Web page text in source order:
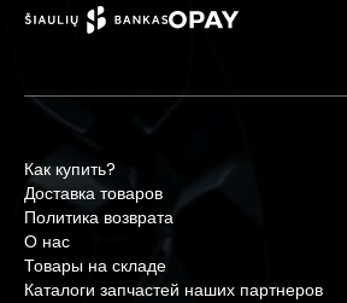
Как купить?
Доставка товаров
Политика возврата
О нас
Товары на складе
Каталоги запчастей наших партнеров